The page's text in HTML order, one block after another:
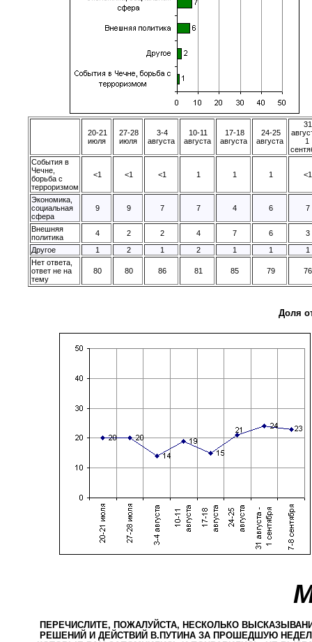
20-21
июля
27-28
июля
3-4
августа
10-11
августа
17-18
августа
24-25
августа
31
1
События в
Чечне,
борьба с
терроризмом
<1 <1 <1 1 1 1 <1
Экономика,
социальная
сфера
9 9 7 7 4 6 7
Внешняя
политика
4 2 2 4 7 6
3
Другое
1 2 1 2 1 1
1
Нет ответа,
ответ не на
тему
80 80 86 81 85 79 76
Доля
ПЕРЕЧИСЛИТЕ, ПОЖАЛУЙСТА, НЕСКОЛЬКО
РЕШЕНИЙ И ДЕЙСТВИЙ В.ПУТИНА ЗА ПРОШЕДШУЮ